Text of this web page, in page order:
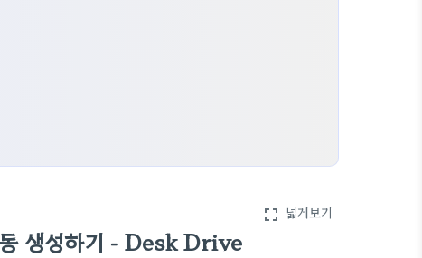
fullscreen 넓게보기
생성하기 - Desk Drive